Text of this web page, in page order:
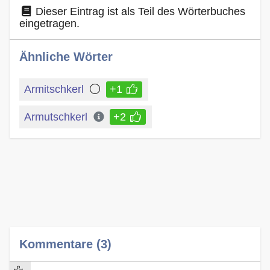
Dieser Eintrag ist als Teil des Wörterbuches
eingetragen.
Ähnliche Wörter
Armitschkerl +1
Armutschkerl +2
Kommentare (3)